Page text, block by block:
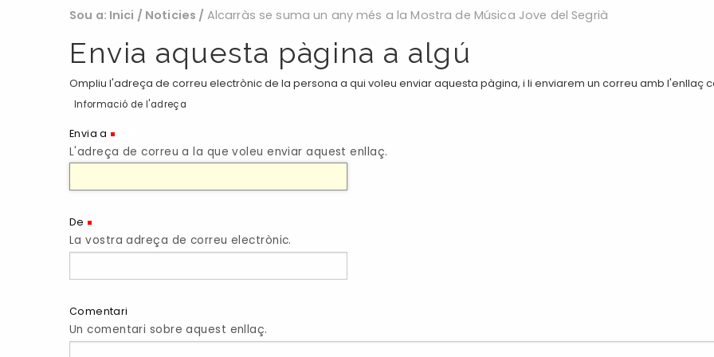
Sou a: Inici / Noticies / Alcarràs se suma un any més a la Mostra de Música Jove del Segrià
Envia aquesta pàgina a algú
Ompliu l'adreça de correu electrònic de la persona a qui voleu enviar aquesta pàgina, i li enviarem un correu amb l'enllaç
Informació de l'adreça
Envia a
L'adreça de correu a la que voleu enviar aquest enllaç.
De
La vostra adreça de correu electrònic.
Comentari
Un comentari sobre aquest enllaç.